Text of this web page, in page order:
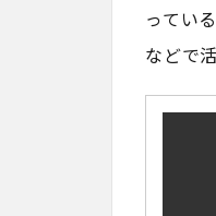
ってい
などで